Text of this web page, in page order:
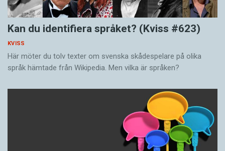
Kan du identifiera språket? (Kviss #623)
KVISS
Här möter du tolv texter om svenska skådespelare på olika
språk hämtade från Wikipedia. Men vilka är språken?